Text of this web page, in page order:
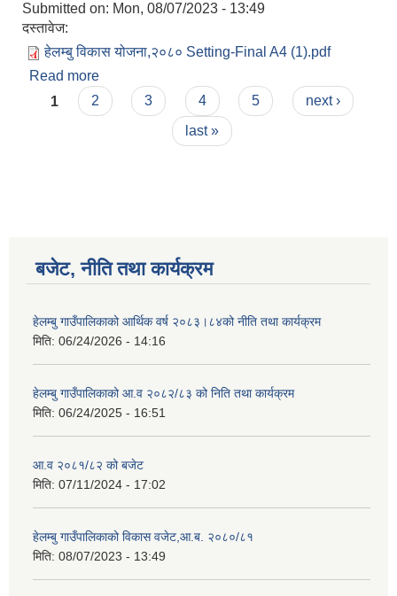
Submitted on: Mon, 08/07/2023 - 13:49
दस्तावेज:
हेलम्बु विकास योजना,२०८० Setting-Final A4 (1).pdf
Read more
Pages
1 2 3 4 5
next ›
last »
बजेट, नीति तथा कार्यक्रम
हेलम्बु गाउँपालिकाको आर्थिक वर्ष २०८३।८४को नीति तथा कार्यक्रम
मिति: 06/24/2026 - 14:16
हेलम्बु गाउँपालिकाको आ.व २०८२/८३ को निति तथा कार्यक्रम
मिति: 06/24/2025 - 16:51
आ.व २०८१/८२ को बजेट
मिति: 07/11/2024 - 17:02
हेलम्बु गाउँपालिकाको विकास वजेट,आ.ब. २०८०/८१
मिति: 08/07/2023 - 13:49